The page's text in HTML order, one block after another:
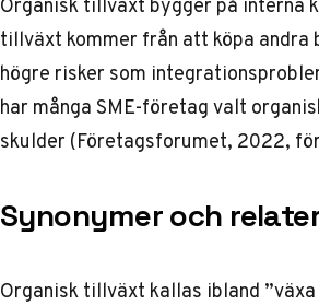
tillväxt kommer från att köpa andra
högre risker som
har många SME-företag valt
skulder (Företagsforumet, 2022,
Synonymer och
Organisk tillväxt kallas ibland